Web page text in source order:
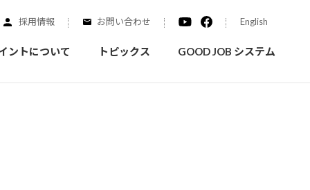
採用情報 お問い合わせ English
ントについて トピックス GOOD JOB システム